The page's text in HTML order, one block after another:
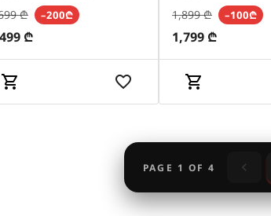
₾ –200₾
₾
1,899₾ –100₾
1,799 ₾
PAGE 1 OF 4